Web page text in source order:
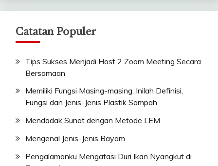
Catatan Populer
Tips Sukses Menjadi Host 2 Zoom Meeting Secara
Bersamaan
Memiliki Fungsi Masing-masing, Inilah Definisi,
Fungsi dan Jenis-Jenis Plastik Sampah
Mendadak Sunat dengan Metode LEM
Mengenal Jenis-Jenis Bayam
Pengalamanku Mengatasi Duri Ikan Nyangkut di